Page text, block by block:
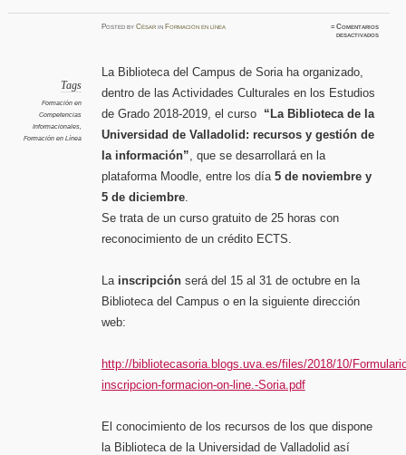
PostedbyCésar inFormación en línea ≈Comentarios
desactivadosen
Tags
Formación en
Competencias
Informacionales,
Formación en Línea
La Biblioteca del Campus de Soria ha organizado,
dentro de las Actividades Culturales en los Estudios
de Grado 2018-2019, el curso “La Biblioteca de la
Universidad de Valladolid: recursos y gestión de
la información” , que se desarrollará en la
plataforma Moodle, entre los día 5 de noviembre y
5 de diciembre.
Se trata de un curso gratuito de 25 horas con
reconocimiento de un crédito ECTS.
La inscripciónserá del 15 al 31 de octubre en la
Biblioteca del Campus o en la siguiente dirección
web:
http://bibliotecasoria.blogs.uva.es/files/2018/10/
inscripcion-formacion-on-line.-Soria.pdf
El conocimiento de los recursos de los que dispone
la Biblioteca de la Universidad de Valladolid así